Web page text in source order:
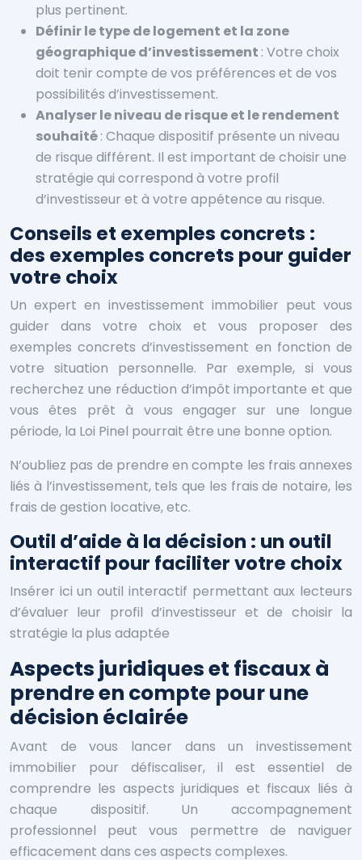
plus pertinent.
Définir le type de logement et la zone
géographique d’investissement : Votre choix
doit tenir compte de vos préférences et de vos
possibilités d’investissement.
Analyser le niveau de risque et le rendement
souhaité: Chaque dispositif présente un niveau
de risque différent. Il est important de choisir une
stratégie qui correspond à votre profil
d’investisseur et à votre appétence au risque.
Conseils et exemples concrets :
des exemples concrets pour guider
votre choix
Un expert en investissement immobilier peut vous
guider dans votre choix et vous proposer des
exemples concrets d’investissement en fonction de
votre situation personnelle. Par exemple, si vous
recherchez une réduction d’impôt importante et que
vous êtes prêt à vous engager sur une longue
période, la Loi Pinel pourrait être une bonne option.
N’oubliez pas de prendre en compte les frais annexes
liés à l’investissement, tels que les frais de notaire, les
frais de gestion locative, etc.
Outil d’aide à la décision : un outil
interactif pour faciliter votre choix
Insérer ici un outil interactif permettant aux lecteurs
d’évaluer leur profil d’investisseur et de choisir la
stratégie la plus adaptée
Aspects juridiques et fiscaux à
prendre en compte pour une
décision éclairée
Avant de vous lancer dans un investissement
immobilier pour défiscaliser, il est essentiel de
comprendre les aspects juridiques et fiscaux liés à
chaque dispositif. Un accompagnement
professionnel peut vous permettre de naviguer
efficacement dans ces aspects complexes.